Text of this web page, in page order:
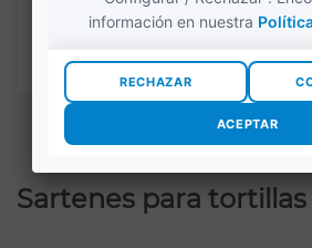
Mostrando 1-16 de 16
Sartenes para tortillas